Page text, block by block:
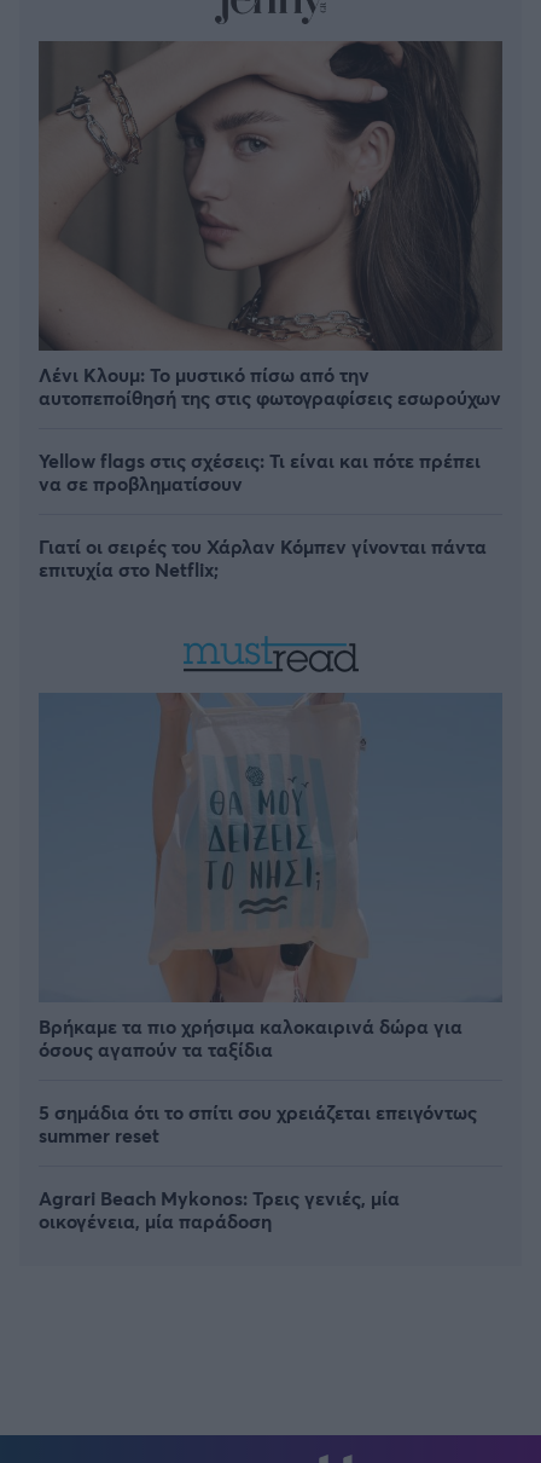
Λένι Κλουμ: Το μυστικό πίσω από την
αυτοπεποίθησή της στις φωτογραφίσεις εσωρούχων
Yellow flags στις σχέσεις: Τι είναι και πότε πρέπει
να σε προβληματίσουν
Γιατί οι σειρές του Χάρλαν Κόμπεν γίνονται πάντα
επιτυχία στο Netflix;
Βρήκαμε τα πιο χρήσιμα καλοκαιρινά δώρα για
όσους αγαπούν τα ταξίδια
5 σημάδια ότι το σπίτι σου χρειάζεται επειγόντως
summer reset
Agrari Beach Mykonos: Τρεις γενιές, μία
οικογένεια, μία παράδοση